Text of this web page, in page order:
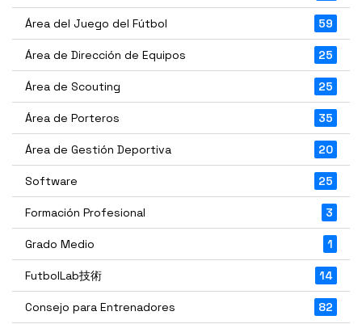
Área del Juego del Fútbol 59
Área de Dirección de Equipos 25
Área de Scouting 25
Área de Porteros 35
Área de Gestión Deportiva 20
Software 25
Formación Profesional 3
Grado Medio 1
FutbolLab技術 14
Consejo para Entrenadores 82